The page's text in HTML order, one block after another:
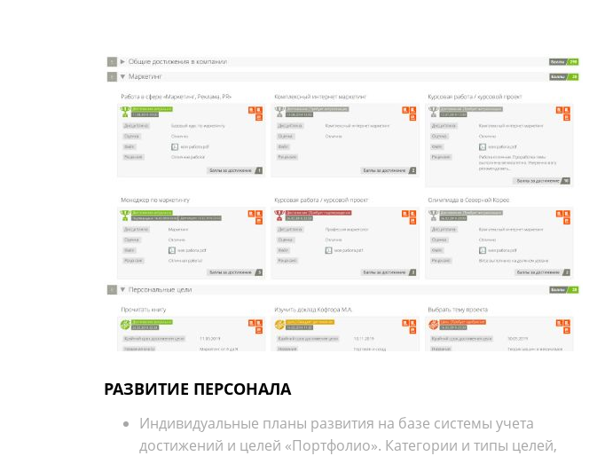
РАЗВИТИЕ ПЕРСОНАЛА
Индивидуальные планы развития на базе системы учета
достижений и целей «Портфолио». Категории и типы целей,